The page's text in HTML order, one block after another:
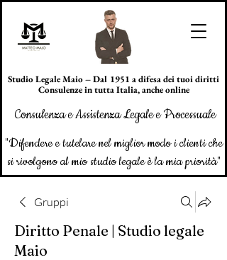
Studio Legale Maio – Dal 1951 a difesa dei tuoi diritti
Consulenze in tutta Italia, anche online
Consulenza e Assistenza Legale e Processuale
"Difendere e tutelare nel miglior modo i clienti che
si rivolgono al mio studio legale è la mia priorità"
Gruppi
Diritto Penale | Studio legale
Maio